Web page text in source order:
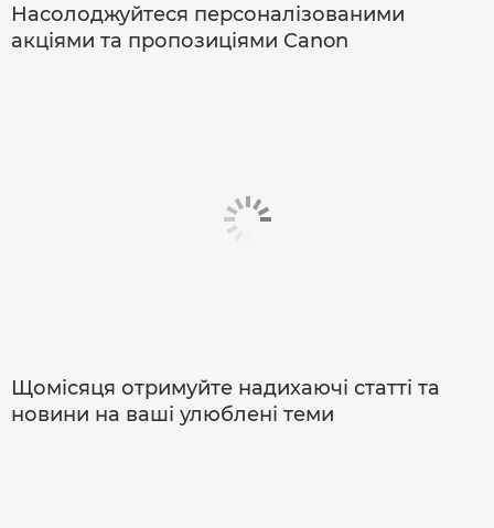
Насолоджуйтеся персоналізованими
акціями та пропозиціями Canon
Щомісяця отримуйте надихаючі статті та
новини на ваші улюблені теми